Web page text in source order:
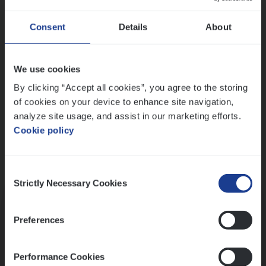
Consent Details About
We use cookies
By clicking “Accept all cookies”, you agree to the storing
of cookies on your device to enhance site navigation,
analyze site usage, and assist in our marketing efforts.
Cookie policy
Selection
Strictly Necessary Cookies
Preferences
Performance Cookies
Ons sollicitatieproces